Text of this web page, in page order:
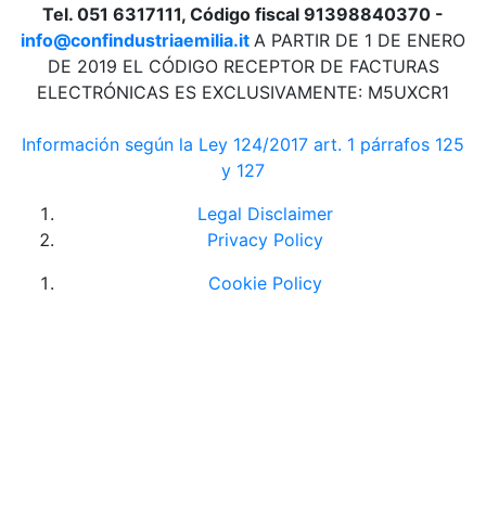
Tel. 051 6317111, Código fiscal 91398840370 -
info@confindustriaemilia.it A PARTIR DE 1 DE ENERO
DE 2019 EL CÓDIGO RECEPTOR DE FACTURAS
ELECTRÓNICAS ES EXCLUSIVAMENTE: M5UXCR1
Información según la Ley 124/2017 art. 1 párrafos 125
y 127
Legal Disclaimer
Privacy Policy
Cookie Policy